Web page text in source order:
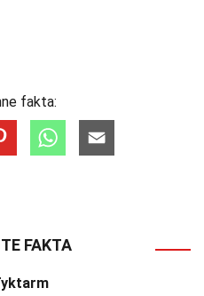
fakta:
FAKTA